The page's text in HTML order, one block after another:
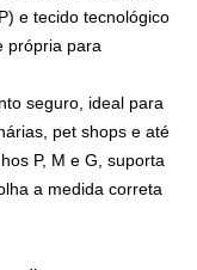
e tecido tecnológico
própria para
seguro, ideal para
pet shops e até
P, M e G, suporta
a medida correta